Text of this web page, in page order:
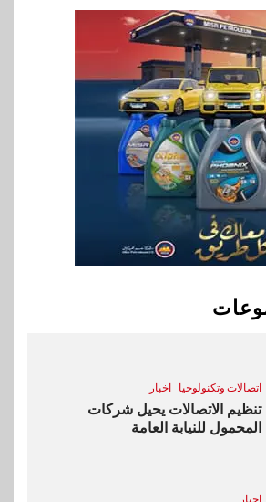
حماقي يشعل سعادة ساحل في
رأس الحكمة.. وبوسي مفاجأة
الحفل
اقتصاد
وزيرا التخطيط والبترول يبحثان
جهود تحقيق أمن الطاقة
اقتصاد
المخاوف بشأن مستقبل الملاحة
في مضيق هرمز
اتصالات وتكنولوجيا اخبار
تنظيم الاتصالات يحيل شركات
المحمول للنيابة العامة
اخبار